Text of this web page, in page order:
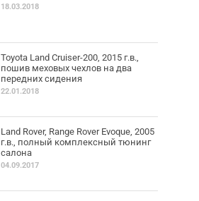
18.03.2018
Toyota Land Cruiser-200, 2015 г.в.,
пошив меховых чехлов на два
передних сидения
22.01.2018
Land Rover, Range Rover Evoque, 2005
г.в., полный комплексный тюнинг
салона
04.09.2017